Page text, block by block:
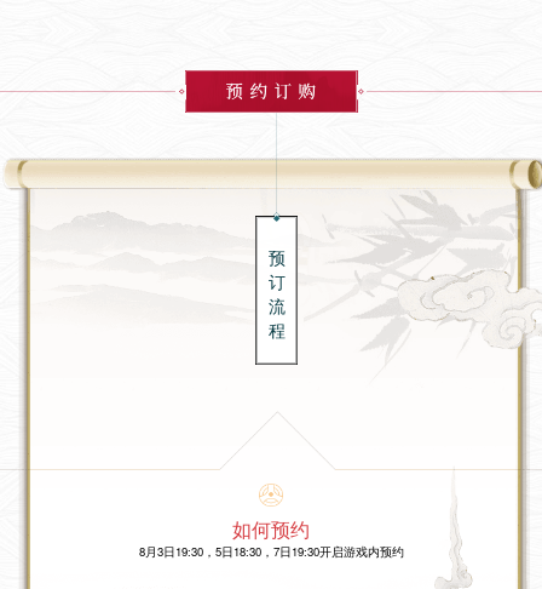
预
订
流
程
如何预约
8月3日19:30，5日18:30，7日19:30开启游戏内预约